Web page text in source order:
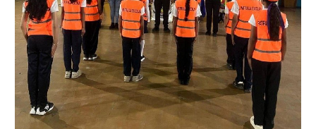
Registro Original de Licencia para Conducir Quinto
Grado (5°).
Registro Original de Licencia para Conducir
Segundo Grado (2°) – (Mayores de 18 años).
Registro Original de Licencia para Conducir
Segundo Grado (2°) – (Mayores de 16 años).